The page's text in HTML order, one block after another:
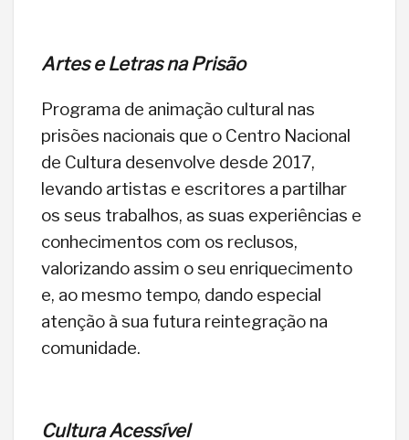
Artes e Letras na Prisão
Programa de animação cultural nas
prisões nacionais que o Centro Nacional
de Cultura desenvolve desde 2017,
levando artistas e escritores a partilhar
os seus trabalhos, as suas experiências e
conhecimentos com os reclusos,
valorizando assim o seu enriquecimento
e, ao mesmo tempo, dando especial
atenção à sua futura reintegração na
comunidade.
Cultura Acessível